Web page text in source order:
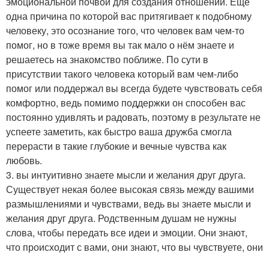
одна причина по которой вас притягивает к подобному
человеку, это осознание того, что человек вам чем-то
помог, но в тоже время вы так мало о нём знаете и
решаетесь на знакомство поближе. По сути в
присутствии такого человека который вам чем-либо
помог или поддержал вы всегда будете чувствовать себя
комфортно, ведь помимо поддержки он способен вас
постоянно удивлять и радовать, поэтому в результате не
успеете заметить, как быстро ваша дружба смогла
перерасти в такие глубокие и вечные чувства как
любовь.
3. вы интуитивно знаете мысли и желания друг друга.
Существует некая более высокая связь между вашими
размышлениями и чувствами, ведь вы знаете мысли и
желания друг друга. Родственным душам не нужны
слова, чтобы передать все идеи и эмоции. Они знают,
что происходит с вами, они знают, что вы чувствуете, они